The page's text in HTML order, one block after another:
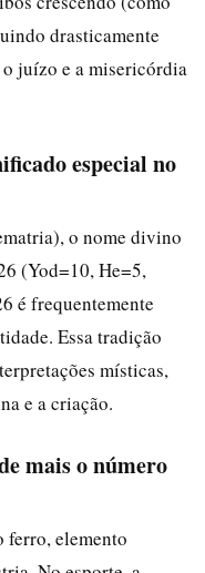
drasticamente
juízo e a misericórdia
especial no
o nome divino
(Yod=10, He=5,
é frequentemente
Essa tradição
místicas,
e a criação.
mais o número
ferro, elemento